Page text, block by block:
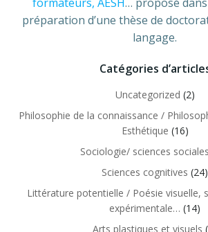
préparation d’une thèse de
langage.
Catégories
Uncategorized (2)
Philosophie de la connaissance /
Esthétique (16)
Sociologie/ sciences sociales
Sciences cognitives (24)
Littérature potentielle / Poésie visuelle,
expérimentale… (14)
Arts plastiques et visuels